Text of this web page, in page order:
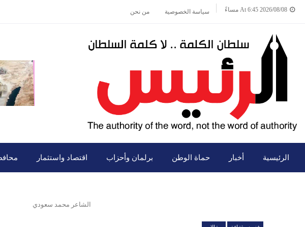
2026/08/08 At 6:45 مساءً سياسة الخصوصية من نحن
الرئيسية أخبار حماة الوطن برلمان وأحزاب اقتصاد واستثمار
الشاعر محمد سعودي